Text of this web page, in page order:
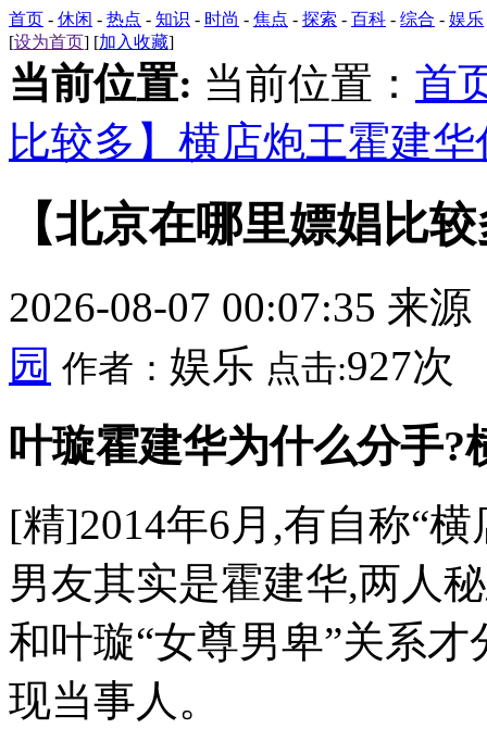
首页 - 休闲 - 热点 - 知识 - 时尚 - 焦点 - 探索 - 百科 - 综合 - 娱乐
[设为首页] [加入收藏]
当前位置: 当前位置： 首
比较多】横店炮王霍建
【北京在哪里嫖娼比
2026-08-07 00:07:35 来源
园 作者： 娱乐 点击:927次
叶璇霍建华为什么分手?
[精]2014年6月,有自称“
男友其实是霍建华,两人
和叶璇“女尊男卑”关系
现当事人。